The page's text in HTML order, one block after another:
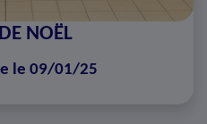
NOËL
le 09/01/25